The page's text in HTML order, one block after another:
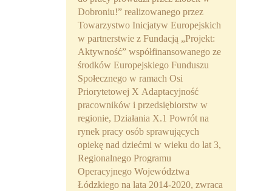
Dobroniu!” realizowanego przez
Towarzystwo Inicjatyw Europejskich
w partnerstwie z Fundacją „Projekt:
Aktywność” współfinansowanego ze
środków Europejskiego Funduszu
Społecznego w ramach Osi
Priorytetowej X Adaptacyjność
pracowników i przedsiębiorstw w
regionie, Działania X.1 Powrót na
rynek pracy osób sprawujących
opiekę nad dziećmi w wieku do lat 3,
Regionalnego Programu
Operacyjnego Województwa
Łódzkiego na lata 2014-2020, zwraca